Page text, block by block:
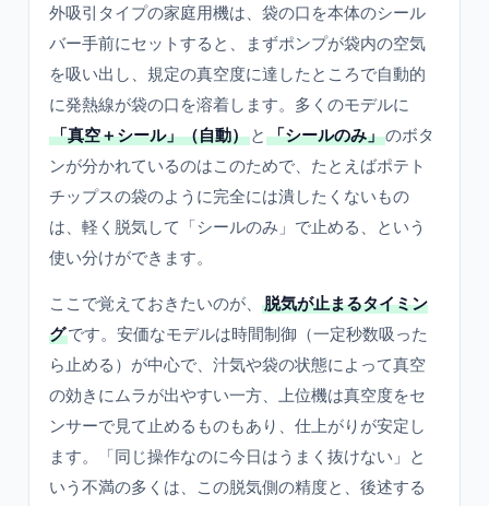
外吸引タイプの家庭用機は、袋の口を本体のシール
バー手前にセットすると、まずポンプが袋内の空気
を吸い出し、規定の真空度に達したところで自動的
に発熱線が袋の口を溶着します。多くのモデルに
「真空＋シール」（自動） と 「シールのみ」のボタ
ンが分かれているのはこのためで、たとえばポテト
チップスの袋のように完全には潰したくないもの
は、軽く脱気して「シールのみ」で止める、という
使い分けができます。
ここで覚えておきたいのが、
脱気が止まるタイミン
グです。安価なモデルは時間制御（一定秒数吸った
ら止める）が中心で、汁気や袋の状態によって真空
の効きにムラが出やすい一方、上位機は真空度をセ
ンサーで見て止めるものもあり、仕上がりが安定し
ます。「同じ操作なのに今日はうまく抜けない」と
いう不満の多くは、この脱気側の精度と、後述する